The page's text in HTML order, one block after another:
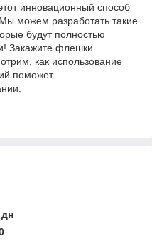
инновационный способ
можем разработать такие
будут полностью
Закажите флешки
как использование
поможет
дн